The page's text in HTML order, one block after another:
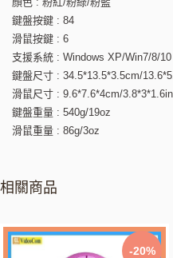
鍵盤按鍵 : 84
滑鼠按鍵 : 6
支援系統 : Windows XP/Win7/8/10
鍵盤尺寸 : 34.5*13.5*3.5cm/
滑鼠尺寸 : 9.6*7.6*4cm/3.8*3*1.6in
鍵盤重量 : 540g/19oz
滑鼠重量 : 86g/3oz
相關商品
-20%